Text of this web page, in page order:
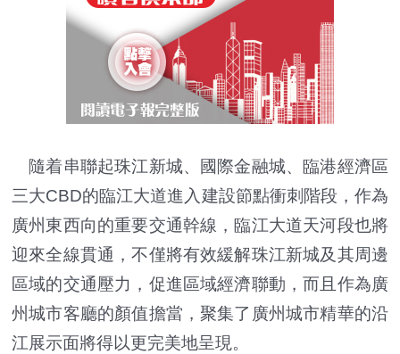
隨着串聯起珠江新城、國際金融城、臨港經濟區
三大CBD的臨江大道進入建設節點衝刺階段，作為
廣州東西向的重要交通幹線，臨江大道天河段也將
迎來全線貫通，不僅將有效緩解珠江新城及其周邊
區域的交通壓力，促進區域經濟聯動，而且作為廣
州城市客廳的顏值擔當，聚集了廣州城市精華的沿
江展示面將得以更完美地呈現。